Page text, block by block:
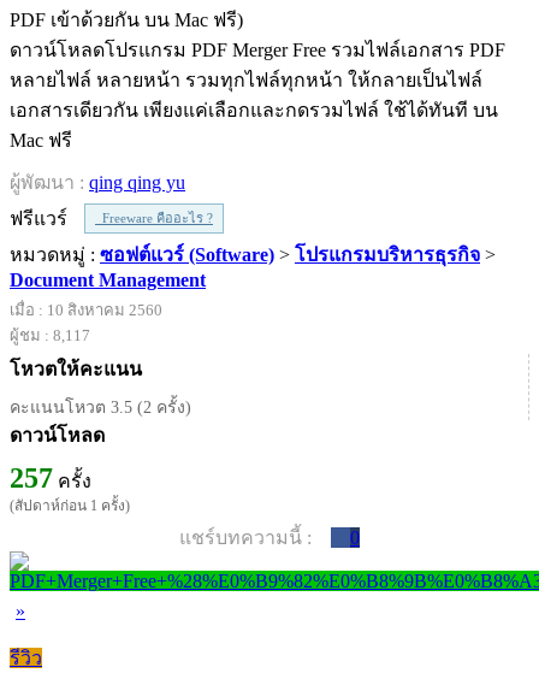
ดาวน์โหลดโปรแกรม PDF Merger Free รวมไฟล์เอกสาร PDF
หลายไฟล์ หลายหน้า รวมทุกไฟล์ทุกหน้า ให้กลายเป็นไฟล์
เอกสารเดียวกัน เพียงแค่เลือกและกดรวมไฟล์ ใช้ได้ทันที บน
Mac ฟรี
ผู้พัฒนา : qing qing yu
ฟรีแวร์
Freeware คืออะไร ?
หมวดหมู่ : ซอฟต์แวร์ (Software) > โปรแกรมบริหารธุรกิจ >
Document Management
เมื่อ : 10 สิงหาคม 2560
ผู้ชม : 8,117
โหวตให้คะแนน
คะแนนโหวต 3.5 (2 ครั้ง)
ดาวน์โหลด
257 ครั้ง
(สัปดาห์ก่อน 1 ครั้ง)
แชร์บทความนี้ : 0
»
รีวิว